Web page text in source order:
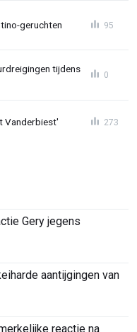
geruchten 95
tijdens
0
Vanderbiest' 273
Gery jegens
aantijgingen van
reactie na